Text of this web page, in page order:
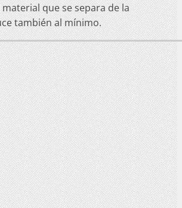
que se separa de la
también al mínimo.